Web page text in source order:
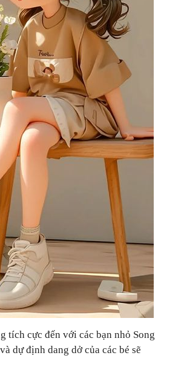
tích cực đến với các bạn nhỏ Song
dự định dang dở của các bé sẽ